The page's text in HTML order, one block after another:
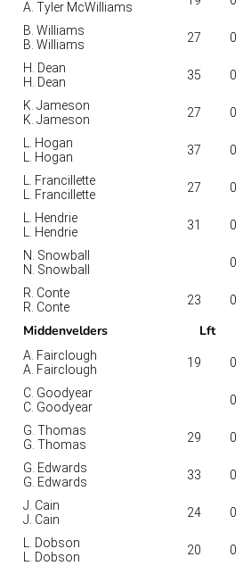
A. Tyler McWilliams
B. Williams
B. Williams
27 0
H. Dean
H. Dean
35 0
K. Jameson
K. Jameson
27 0
L. Hogan
L. Hogan
37 0
L. Francillette
L. Francillette
27 0
L. Hendrie
L. Hendrie
31 0
N. Snowball
N. Snowball
0
R. Conte
R. Conte
23 0
Middenvelders Lft
A. Fairclough
A. Fairclough
19 0
C. Goodyear
C. Goodyear
0
G. Thomas
G. Thomas
29 0
G. Edwards
G. Edwards
33 0
J. Cain
J. Cain
24 0
L. Dobson
L. Dobson
20 0